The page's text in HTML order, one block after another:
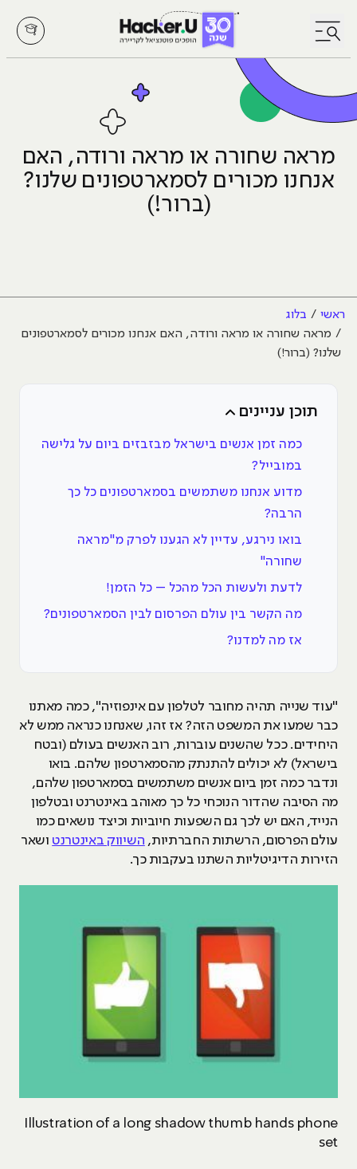
לחץ לפתיחת/סגירת תפריט
מראה שחורה או מראה ורודה, האם
אנחנו מכורים לסמארטפונים שלנו?
(ברור!)
ראשי
בלוג
מראה שחורה או מראה ורודה, האם אנחנו מכורים לסמארטפונים
שלנו? (ברור!)
תוכן עניינים
כמה זמן אנשים בישראל מבזבזים ביום על גלישה
במובייל?
מדוע אנחנו משתמשים בסמארטפונים כל כך
הרבה?
בואו נירגע, עדיין לא הגענו לפרק מ"מראה
שחורה"
לדעת ולעשות הכל מהכל – כל הזמן!
מה הקשר בין עולם הפרסום לבין הסמארטפונים?
אז מה למדנו?
"עוד שנייה תהיה מחובר לטלפון עם אינפוזיה", כמה מאתנו
כבר שמעו את המשפט הזה? אז זהו, שאנחנו כנראה ממש לא
היחידים. ככל שהשנים עוברות, רוב האנשים בעולם (ובטח
בישראל) לא יכולים להתנתק מהסמארטפון שלהם. בואו
ונדבר כמה זמן ביום אנשים משתמשים בסמארטפון שלהם,
מה הסיבה שהדור הנוכחי כל כך מאוהב באינטרנט ובטלפון
הנייד, האם יש לכך גם השפעות חיוביות וכיצד נושאים כמו
עולם הפרסום, הרשתות החברתיות, השיווק באינטרנט ושאר
הזירות הדיגיטליות השתנו בעקבות כך.
Illustration of a long shadow thumb hands phone
set